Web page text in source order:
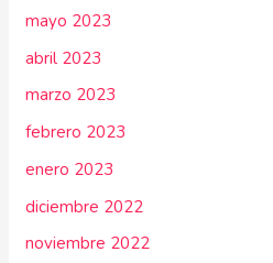
mayo 2023
abril 2023
marzo 2023
febrero 2023
enero 2023
diciembre 2022
noviembre 2022